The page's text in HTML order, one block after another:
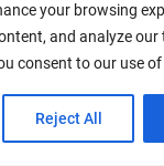
your browsing
and analyze our
consent to our use
Reject All